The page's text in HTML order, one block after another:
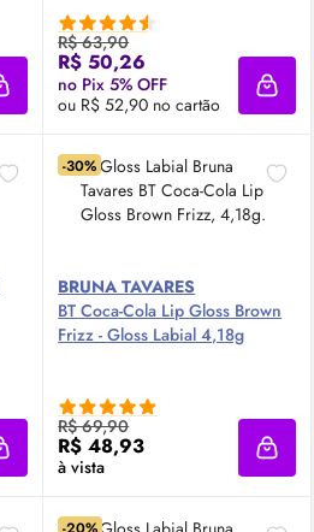
Adicionar à sacola
R$ 63,90
R$ 50,26
no Pix 5% OFF
ou R$ 52,90 no cartão
Adicionar à sacola
-30%
BRUNA TAVARES
BT Coca-Cola LipGloss Brown
Frizz -Gloss Labial 4,18g
R$ 69,90
R$ 48,93
à vista